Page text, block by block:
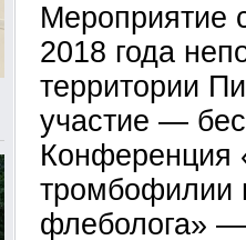
Мероприятие
2018 года
территории
участие —
Конференция
тромбофилии
флеболога»